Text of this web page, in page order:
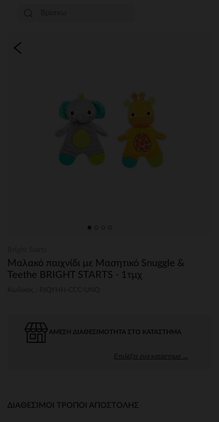
Μαλακό παιχνίδι με Μασητικό Snuggle &
Teethe BRIGHT STARTS - 1τμχ
ΆΜΕΣΗ ΔΙΑΘΕΣΙΜΌΤΗΤΑ ΣΤΟ ΚΑΤΆΣΤΗΜΑ
Επιλέξτε ένα κατάστημα →
ΔΙΑΘΈΣΙΜΟΙ ΤΡΌΠΟΙ ΑΠΟΣΤΟΛΉΣ